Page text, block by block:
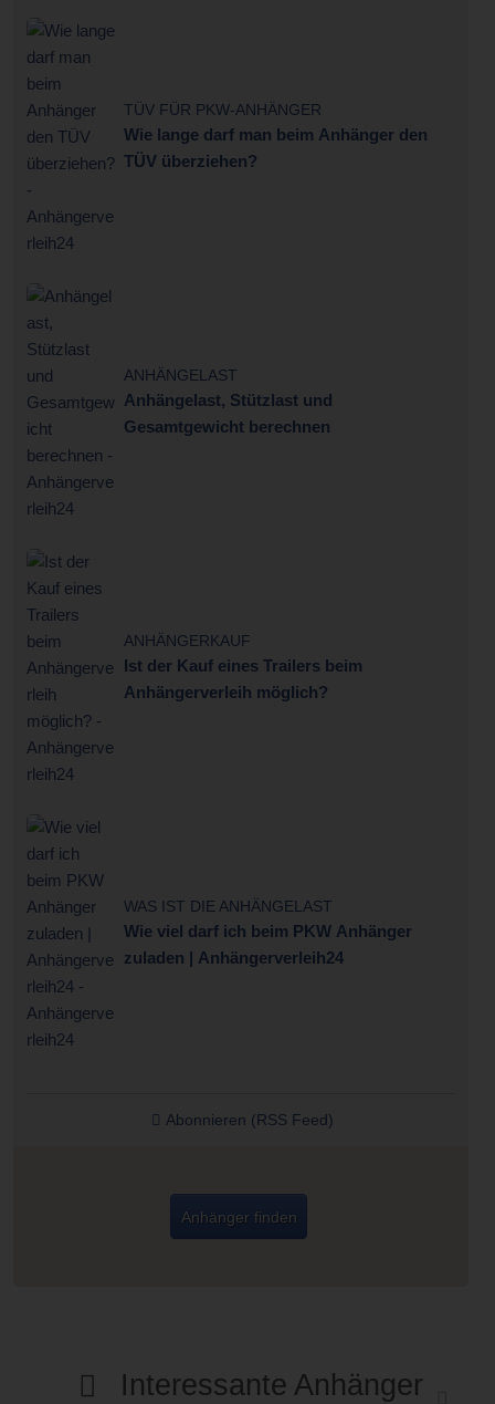
TÜV FÜR PKW-ANHÄNGER
Wie lange darf man beim Anhänger den
TÜV überziehen?
ANHÄNGELAST
Anhängelast, Stützlast und
Gesamtgewicht berechnen
ANHÄNGERKAUF
Ist der Kauf eines Trailers beim
Anhängerverleih möglich?
WAS IST DIE ANHÄNGELAST
Wie viel darf ich beim PKW Anhänger
zuladen | Anhängerverleih24
Abonnieren (RSS Feed)
Anhänger finden
Interessante Anhänger